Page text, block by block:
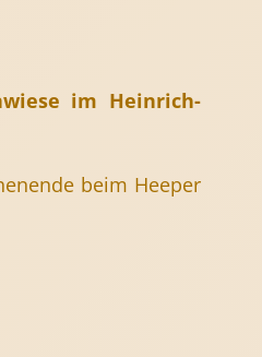
im Heinrich-
beim Heeper